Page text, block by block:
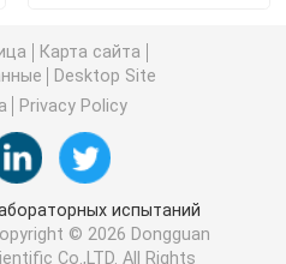
оборудование
пластиковых
аппаратуры
Карта сайта
Desktop Site
Privacy Policy
испытаний
© 2026 Dongguan
Co.,LTD. All Rights